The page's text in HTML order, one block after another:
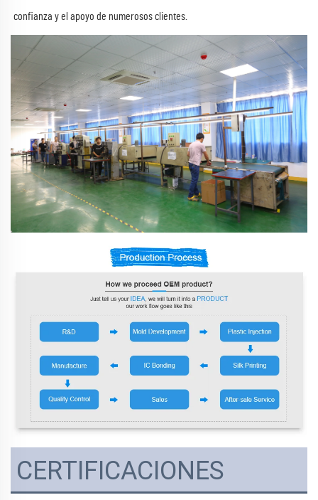
confianza y el apoyo de numerosos clientes.
CERTIFICACIONES